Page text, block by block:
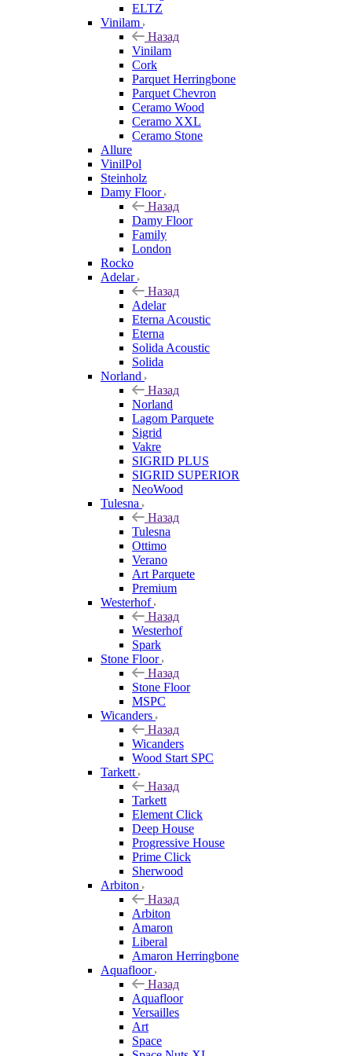
ELTZ
Vinilam
Назад
Vinilam
Cork
Parquet Herringbone
Parquet Chevron
Ceramo Wood
Ceramo XXL
Ceramo Stone
Allure
VinilPol
Steinholz
Damy Floor
Назад
Damy Floor
Family
London
Rocko
Adelar
Назад
Adelar
Eterna Acoustic
Eterna
Solida Acoustic
Solida
Norland
Назад
Norland
Lagom Parquete
Sigrid
Vakre
SIGRID PLUS
SIGRID SUPERIOR
NeoWood
Tulesna
Назад
Tulesna
Ottimo
Verano
Art Parquete
Premium
Westerhof
Назад
Westerhof
Spark
Stone Floor
Назад
Stone Floor
MSPC
Wicanders
Назад
Wicanders
Wood Start SPC
Tarkett
Назад
Tarkett
Element Click
Deep House
Progressive House
Prime Click
Sherwood
Arbiton
Назад
Arbiton
Amaron
Liberal
Amaron Herringbone
Aquafloor
Назад
Aquafloor
Versailles
Art
Space